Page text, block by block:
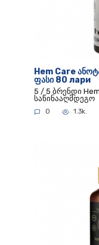
Hem Care
ფასი 80 лари
5 / 5 ბრენდი
საწინააღმდეგო
0 1.3k.